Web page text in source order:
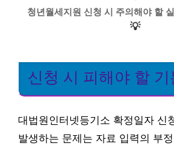
청년월세지원 신청 시 주의해야 할
💡
신청 시 피해야 할 기
대법원인터넷등기소 확정일자 신
발생하는 문제는 자료 입력의 부